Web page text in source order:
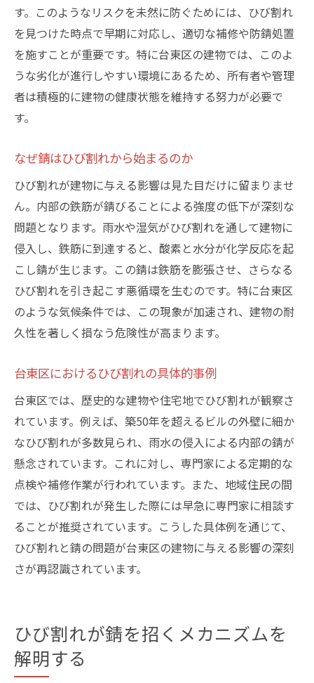
ひび割れを未然に防ぐ設計計画
材料選定の重要性と適切な選び方
専門家による定期メンテナンスの効果
DIYでできるひび割れ予防のポイント
地域と協力した建物保護の取り組み
す。このようなリスクを未然に防ぐためには、ひび割れ
を見つけた時点で早期に対応し、適切な補修や防錆処置
を施すことが重要です。特に台東区の建物では、このよ
うな劣化が進行しやすい環境にあるため、所有者や管理
者は積極的に建物の健康状態を維持する努力が必要で
す。
なぜ錆はひび割れから始まるのか
ひび割れが建物に与える影響は見た目だけに留まりませ
ん。内部の鉄筋が錆びることによる強度の低下が深刻な
問題となります。雨水や湿気がひび割れを通して建物に
侵入し、鉄筋に到達すると、酸素と水分が化学反応を起
こし錆が生じます。この錆は鉄筋を膨張させ、さらなる
ひび割れを引き起こす悪循環を生むのです。特に台東区
のような気候条件では、この現象が加速され、建物の耐
久性を著しく損なう危険性が高まります。
台東区におけるひび割れの具体的事例
台東区では、歴史的な建物や住宅地でひび割れが観察さ
れています。例えば、築50年を超えるビルの外壁に細か
なひび割れが多数見られ、雨水の侵入による内部の錆が
懸念されています。これに対し、専門家による定期的な
点検や補修作業が行われています。また、地域住民の間
では、ひび割れが発生した際には早急に専門家に相談す
ることが推奨されています。こうした具体例を通じて、
ひび割れと錆の問題が台東区の建物に与える影響の深刻
さが再認識されています。
ひび割れが錆を招くメカニズムを
解明する